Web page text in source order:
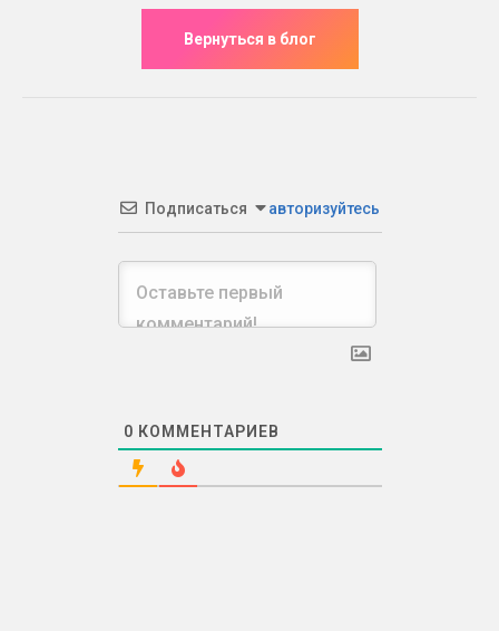
Подписаться авторизуйтесь
0 КОММЕНТАРИЕВ